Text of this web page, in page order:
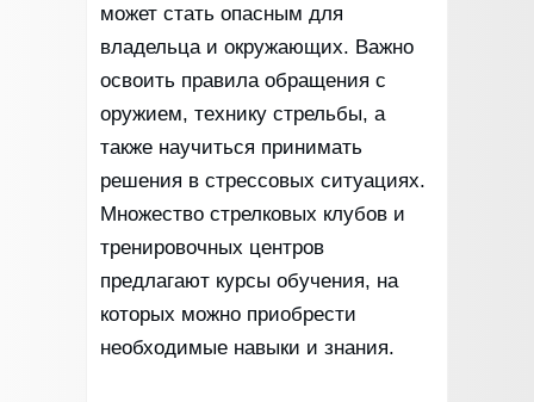
может стать опасным для
владельца и окружающих. Важно
освоить правила обращения с
оружием, технику стрельбы, а
также научиться принимать
решения в стрессовых ситуациях.
Множество стрелковых клубов и
тренировочных центров
предлагают курсы обучения, на
которых можно приобрести
необходимые навыки и знания.